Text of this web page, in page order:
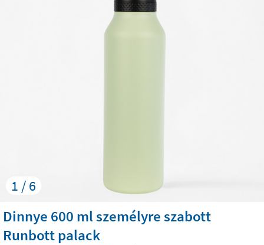
1 / 6
Dinnye 600 ml személyre szabott
Runbott palack